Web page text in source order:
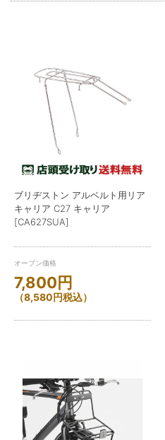
ブリヂストン アルベルト用リア
キャリア C27 キャリア
[CA627SUA]
オープン価格
7,800円
（8,580円税込）